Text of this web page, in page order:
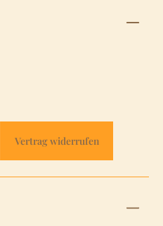
Vertrag widerrufen